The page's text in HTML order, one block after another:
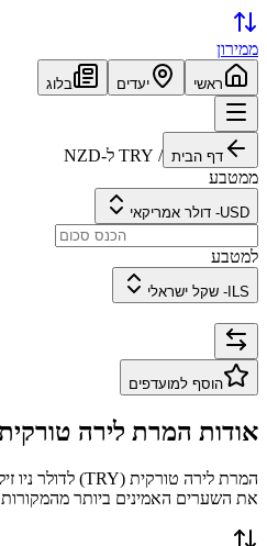
ממירון
ראשי יעדים בלוג
דף הבית /
TRY ל-NZD
ממטבע
USD
- דולר אמריקאי
למטבע
ILS
- שקל ישראלי
הוסף למועדפים
אודות המרת לירה
המרת לירה טורקית (
TRY) לדולר ניו
את השערים האמינים ביותר מהמקורות